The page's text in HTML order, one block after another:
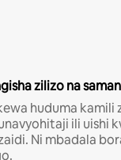
zilizo na
huduma kamili
ili uishi
Ni mbadala